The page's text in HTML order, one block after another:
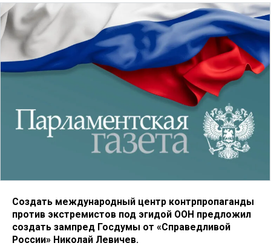
Создать международный центр контрпропаганды
против экстремистов под эгидой ООН предложил
создать зампред Госдумы от «Справедливой
России» Николай Левичев.